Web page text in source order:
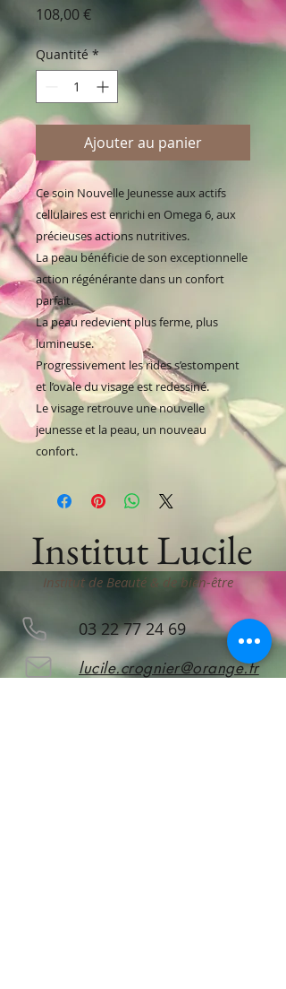
108,00 €Prix
Quantité *
Ajouter au panier
Ce soin Nouvelle Jeunesse aux actifs
cellulaires est enrichi en Omega 6, aux
précieuses actions nutritives.
La peau bénéficie de son exceptionnelle
action régénérante dans un confort
parfait.
La peau redevient plus ferme, plus
lumineuse.
Progressivement les rides s’estompent
et l’ovale du visage est redessiné.
Le visage retrouve une nouvelle
jeunesse et la peau, un nouveau
confort.
Institut Lucile
Institut de Beauté & de bien-être
03 22 77 24 69
lucile.crognier@orange.fr